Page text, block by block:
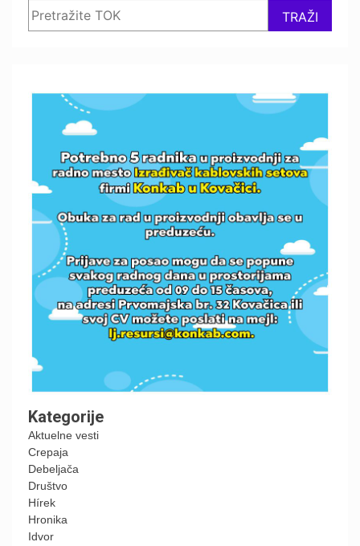
TRAŽI
Kategorije
Aktuelne vesti
Crepaja
Debeljača
Društvo
Hírek
Hronika
Idvor